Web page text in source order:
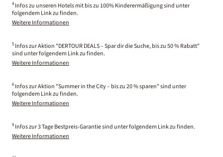
4 Infos zu unseren Hotels mit bis zu 100% Kinderermäßigung sind unter
folgendem Link zu finden.
Weitere Informationen
5 Infos zur Aktion "DERTOUR DEALS – Spar dir die Suche, bis zu 50 % Rabatt"
sind unter folgendem Link zu finden.
Weitere Informationen
6 Infos zur Aktion "Summer in the City – bis zu 20 % sparen" sind unter
folgendem Link zu finden.
Weitere Informationen
9 Infos zur 3 Tage Bestpreis-Garantie sind unter folgendem Link zu finden.
Weitere Informationen